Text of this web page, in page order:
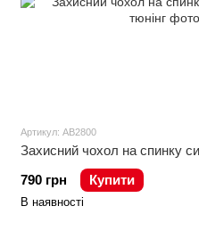
Артикул: AB2800
Захисний чохол на спинку
790 грн
Купити
В наявності